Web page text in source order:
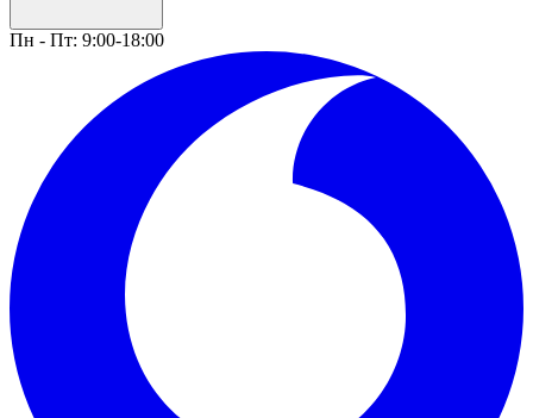
Пн - Пт: 9:00-18:00